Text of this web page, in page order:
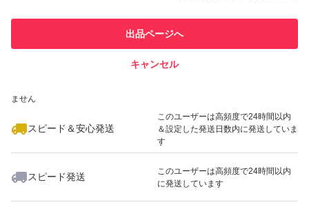
での取引実績があります
ません
スピード＆安心発送
このユーザーは高頻度で24時間以内
＆設定した発送日数内に発送していま
す
スピード発送
このユーザーは高頻度で24時間以内
に発送しています
出品ページへ
キャンセル
いいね！
11,900